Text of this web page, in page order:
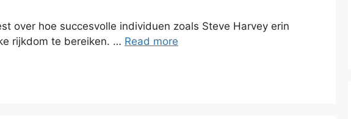
over hoe succesvolle individuen zoals Steve Harvey erin
rijkdom te bereiken. … Read more